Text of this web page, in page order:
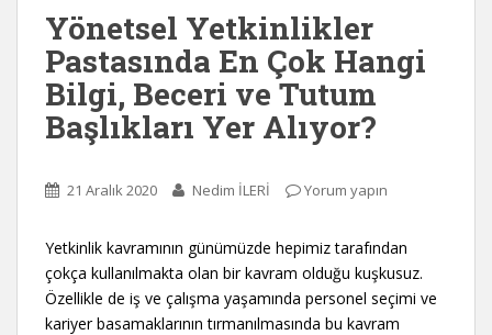
Yönetsel Yetkinlikler
Pastasında En Çok Hangi
Bilgi, Beceri ve Tutum
Başlıkları Yer Alıyor?
21 Aralık 2020 Nedim İLERİ Yorum yapın
Yetkinlik kavramının günümüzde hepimiz tarafından
çokça kullanılmakta olan bir kavram olduğu kuşkusuz.
Özellikle de iş ve çalışma yaşamında personel seçimi ve
kariyer basamaklarının tırmanılmasında bu kavram